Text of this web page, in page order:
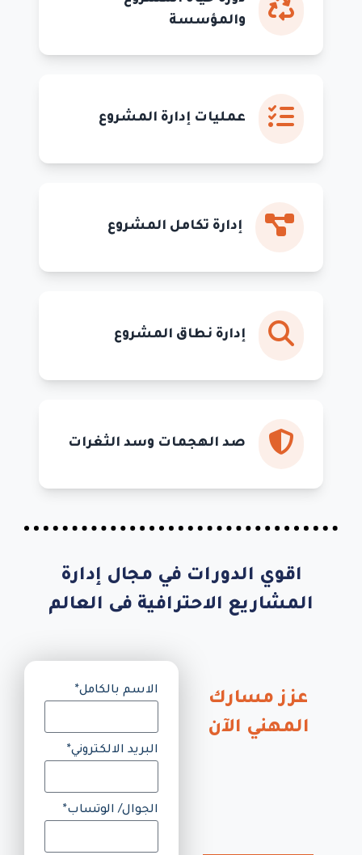
والمؤسسة
عمليات إدارة المشروع
إدارة تكامل المشروع
إدارة نطاق المشروع
صد الهجمات وسد الثغرات
اقوي الدورات في مجال إدارة
المشاريع الاحترافية فى العالم
عزز مسارك
المهني الآن
الاسم بالكامل*
البريد الالكتروني*
الجوال/ الوتساب*